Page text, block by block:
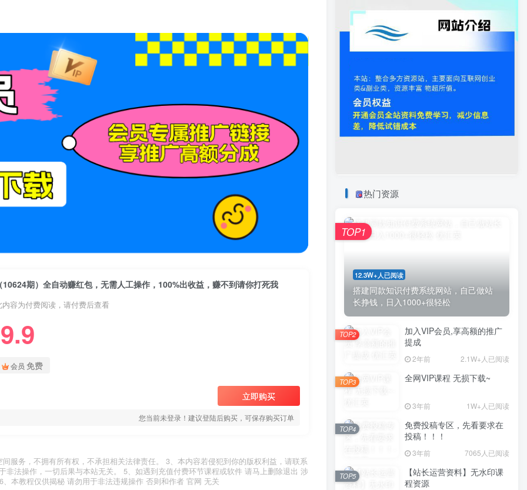
10624期）全自动赚红包，无需人工操作，100%出收益，赚不到请你打死我
内容为付费阅读，请付费后查看
9.9
会员 免费
立即购买
您当前未登录！建议登陆后购买，可保存购买订单
服务，不拥有所有权，不承担相关法律责任。 3、本内容若侵犯到你的版权利益，请联系
法操作，一切后果与本站无关。 5、如遇到充值付费环节课程或软件 请马上删除退出 涉
本教程仅供揭秘 请勿用于非法违规操作 否则和作者 官网 无关
热门资源
12.3W+人已阅读
搭建同款知识付费系统网站，自己做站
长挣钱，日入1000+很轻松
TOP1
加入VIP会员,享高额的推广
提成
2年前 2.1W+人已阅读
TOP2
全网VIP课程 无损下载~
3年前 1W+人已阅读
TOP3
免费投稿专区，先看要求在
投稿！！！
3年前 7065人已阅读
TOP4
【站长运营资料】无水印课
程资源
TOP5